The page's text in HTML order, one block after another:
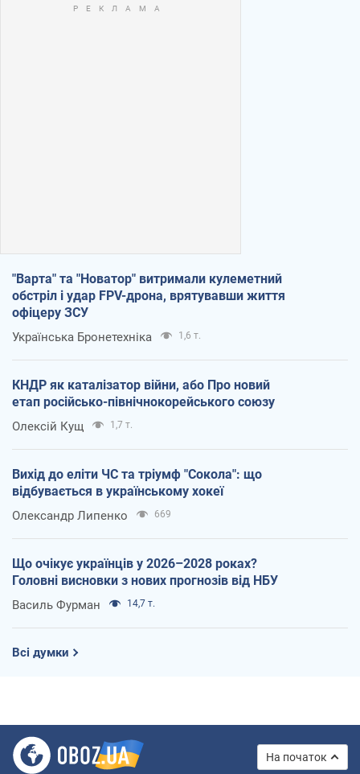
"Варта" та "Новатор" витримали кулеметний
обстріл і удар FPV-дрона, врятувавши життя
офіцеру ЗСУ
Українська Бронетехніка 1,6 т.
КНДР як каталізатор війни, або Про новий
етап російсько-північнокорейського союзу
Олексій Кущ 1,7 т.
Вихід до еліти ЧС та тріумф "Сокола": що
відбувається в українському хокеї
Олександр Липенко 669
Що очікує українців у 2026–2028 роках?
Головні висновки з нових прогнозів від НБУ
Василь Фурман 14,7 т.
Всі думки
На початок